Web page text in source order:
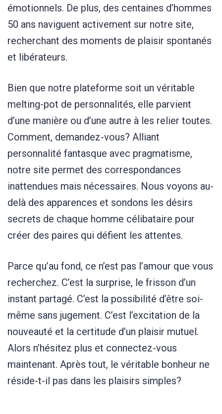
émotionnels. De plus, des centaines d’hommes
50 ans naviguent activement sur notre site,
recherchant des moments de plaisir spontanés
et libérateurs.
Bien que notre plateforme soit un véritable
melting-pot de personnalités, elle parvient
d’une manière ou d’une autre à les relier toutes.
Comment, demandez-vous? Alliant
personnalité fantasque avec pragmatisme,
notre site permet des correspondances
inattendues mais nécessaires. Nous voyons au-
delà des apparences et sondons les désirs
secrets de chaque homme célibataire pour
créer des paires qui défient les attentes.
Parce qu’au fond, ce n’est pas l’amour que vous
recherchez. C’est la surprise, le frisson d’un
instant partagé. C’est la possibilité d’être soi-
même sans jugement. C’est l’excitation de la
nouveauté et la certitude d’un plaisir mutuel.
Alors n’hésitez plus et connectez-vous
maintenant. Après tout, le véritable bonheur ne
réside-t-il pas dans les plaisirs simples?